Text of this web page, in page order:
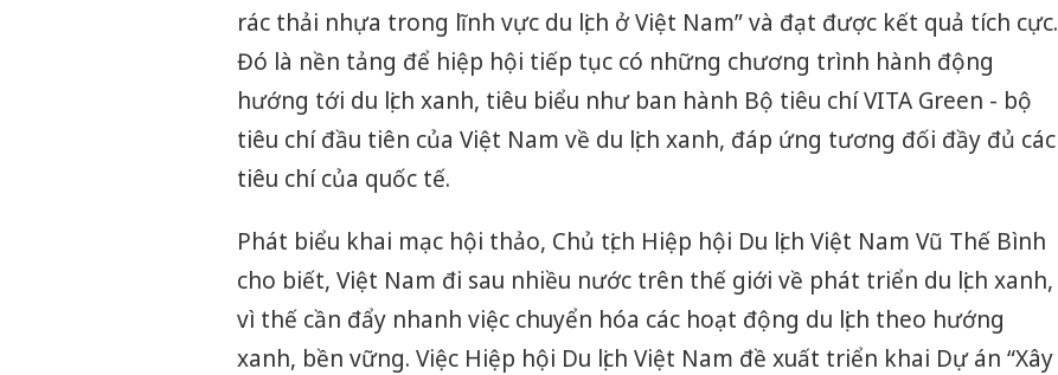
rác thải nhựa trong lĩnh vực du lịch ở Việt Nam” và đạt được kết quả tích cực.
Đó là nền tảng để hiệp hội tiếp tục có những chương trình hành động
hướng tới du lịch xanh, tiêu biểu như ban hành Bộ tiêu chí VITA Green - bộ
tiêu chí đầu tiên của Việt Nam về du lịch xanh, đáp ứng tương đối đầy đủ các
tiêu chí của quốc tế.
Phát biểu khai mạc hội thảo, Chủ tịch Hiệp hội Du lịch Việt Nam Vũ Thế Bình
cho biết, Việt Nam đi sau nhiều nước trên thế giới về phát triển du lịch xanh,
vì thế cần đẩy nhanh việc chuyển hóa các hoạt động du lịch theo hướng
xanh, bền vững. Việc Hiệp hội Du lịch Việt Nam đề xuất triển khai Dự án “Xây